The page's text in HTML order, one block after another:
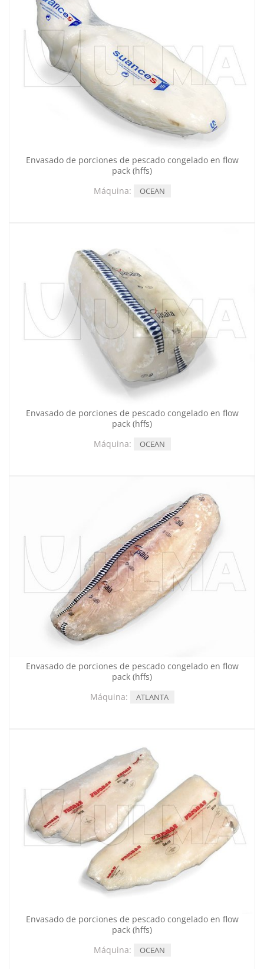
Envasado de porciones de pescado congelado en flow
pack (hffs)
Máquina:
OCEAN
Envasado de porciones de pescado congelado en flow
pack (hffs)
Máquina:
OCEAN
Envasado de porciones de pescado congelado en flow
pack (hffs)
Máquina:
ATLANTA
Envasado de porciones de pescado congelado en flow
pack (hffs)
Máquina:
OCEAN